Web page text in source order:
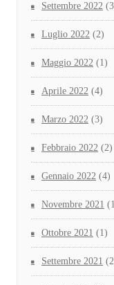
Settembre 2022
Luglio 2022 (2)
Maggio 2022 (1)
Aprile 2022 (4)
Marzo 2022 (3)
Febbraio 2022 (2)
Gennaio 2022 (4)
Novembre 2021
Ottobre 2021 (1)
Settembre 2021